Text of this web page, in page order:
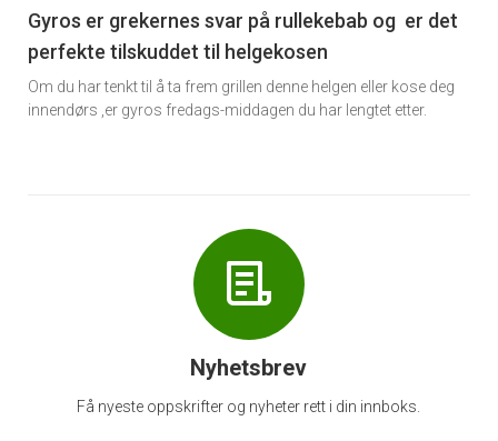
6
Gyros er grekernes svar på rullekebab og er det
perfekte tilskuddet til helgekosen
Om du har tenkt til å ta frem grillen denne helgen eller kose deg
innendørs ,er gyros fredags-middagen du har lengtet etter.
Nyhetsbrev
Få nyeste oppskrifter og nyheter rett i din innboks.